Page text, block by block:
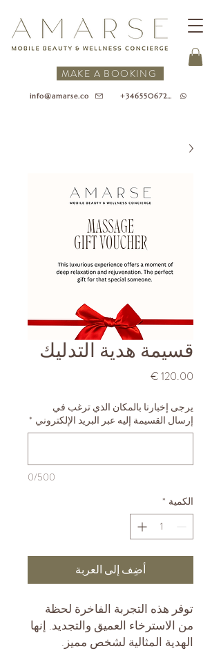
info@amarse.co +34655067218
MAKE A BOOKING
قسيمة هدية التدليك
السعر
يرجى إخبارنا بالمكان الذي ترغب في
إرسال القسيمة إليه عبر البريد الإلكتروني *
0/500
الكمية *
أضِف إلى العربة
توفر هذه التجربة الفاخرة لحظة
من الاسترخاء العميق والتجديد. إنها
الهدية المثالية لشخص مميز.